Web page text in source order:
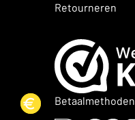
Retourneren
Betaalmethoden